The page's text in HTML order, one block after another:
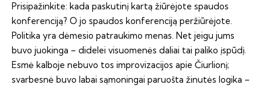
Prisipažinkite: kada paskutinį kartą žiūrėjote spaudos
konferenciją? O jo spaudos konferenciją peržiūrėjote.
Politika yra dėmesio patraukimo menas. Net jeigu jums
buvo juokinga – didelei visuomenės daliai tai paliko įspūdį.
Esmė kalboje nebuvo tos improvizacijos apie Čiurlionį;
svarbesnė buvo labai sąmoningai paruošta žinutės logika –